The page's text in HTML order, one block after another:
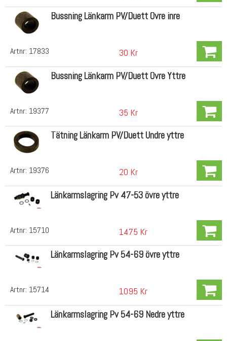
Artnr: 17833
Bussning Länkarm PV/Duett Övre inre
30 Kr
Artnr: 19377
Bussning Länkarm PV/Duett Övre Yttre
35 Kr
Artnr: 19376
Tätning Länkarm PV/Duett Undre yttre
20 Kr
Artnr: 15710
Länkarmslagring Pv 47-53 övre yttre
1475 Kr
Artnr: 15714
Länkarmslagring Pv 54-69 övre yttre
1095 Kr
Länkarmslagring Pv 54-69 Nedre yttre